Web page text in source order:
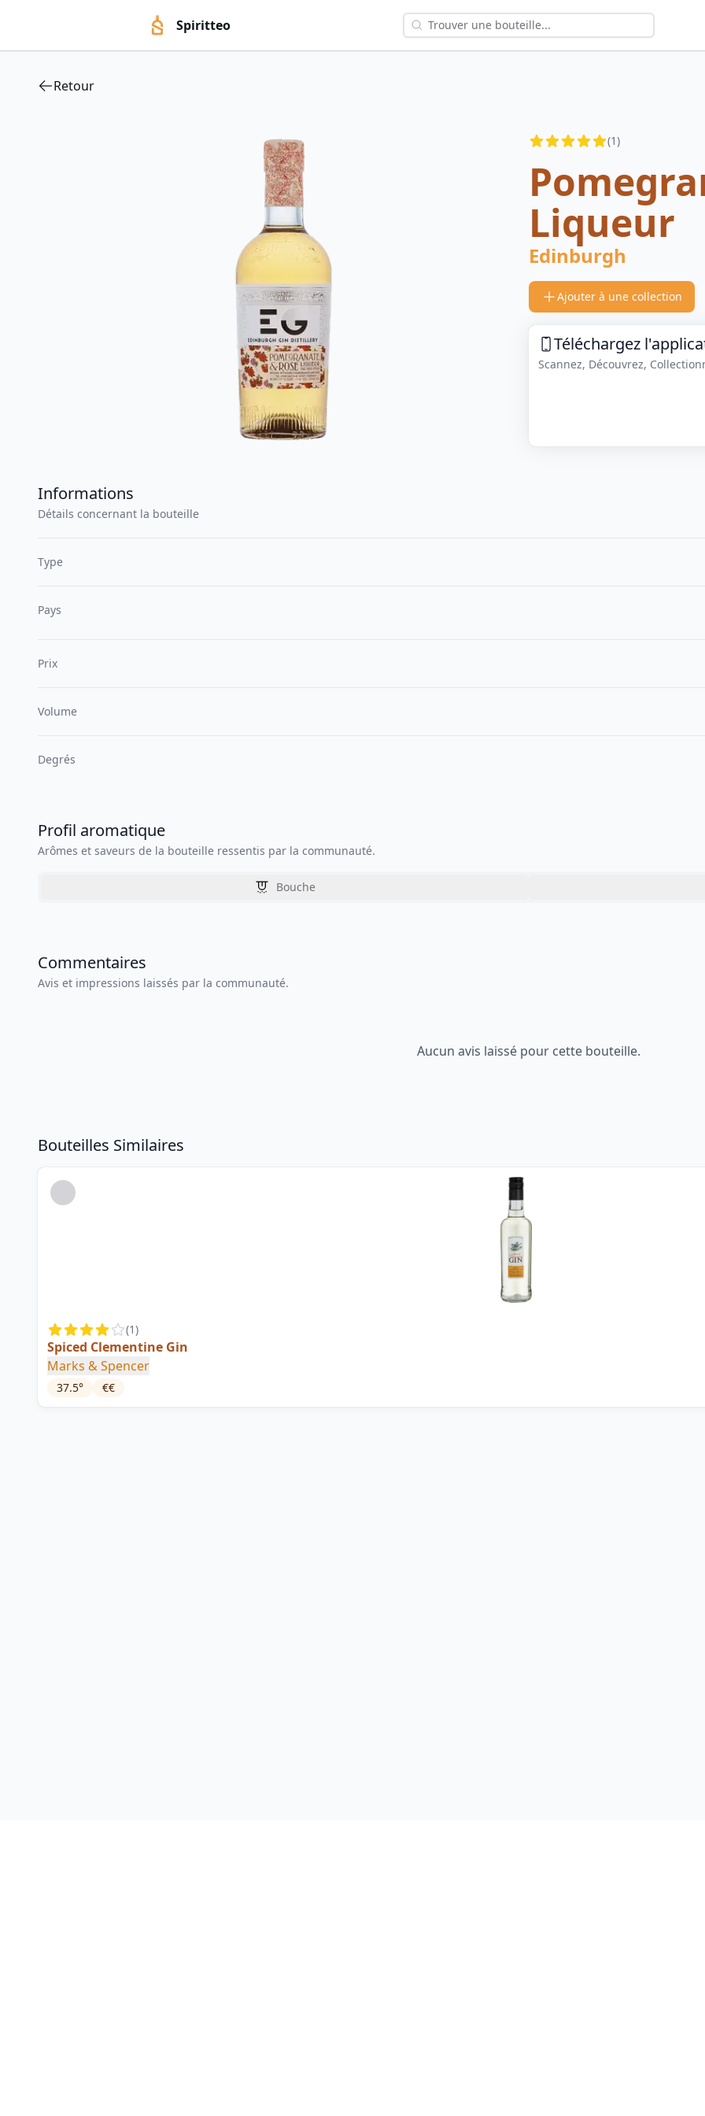
Spiritteo
Retour
Reviews (1)
Liqueur
Edinburgh
Ajouter à une collection
Téléchargez
Scannez, Découvrez,
Informations
Détails concernant la bouteille
Type
Pays
Prix
Volume
Degrés
Profil aromatique
Arômes et saveurs de la bouteille ressentis par la communauté.
Bouche
Commentaires
Avis et impressions laissés par la communauté.
Aucun avis laissé pour cette bouteille.
Bouteilles Similaires
(1)
Spiced Clementine Gin
Marks & Spencer
37.5° €€